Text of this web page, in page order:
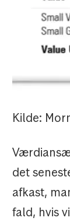
Kilde:
det
afkast,
fald, hvis